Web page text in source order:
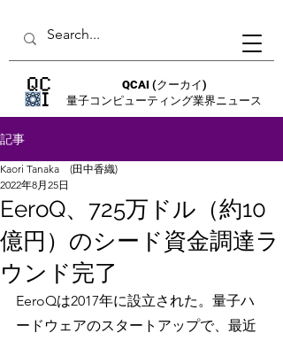
QCAI (クーカイ)
量子コンピューティング業界ニュース
記事
EeroQ、725万ドル（約10
億円）のシード資金調達ラ
ウンド完了
Kaori Tanaka (田中香織)
2022年8月25日
EeroQは2017年に設立された。量子ハ
ードウェアのスタートアップで、最近